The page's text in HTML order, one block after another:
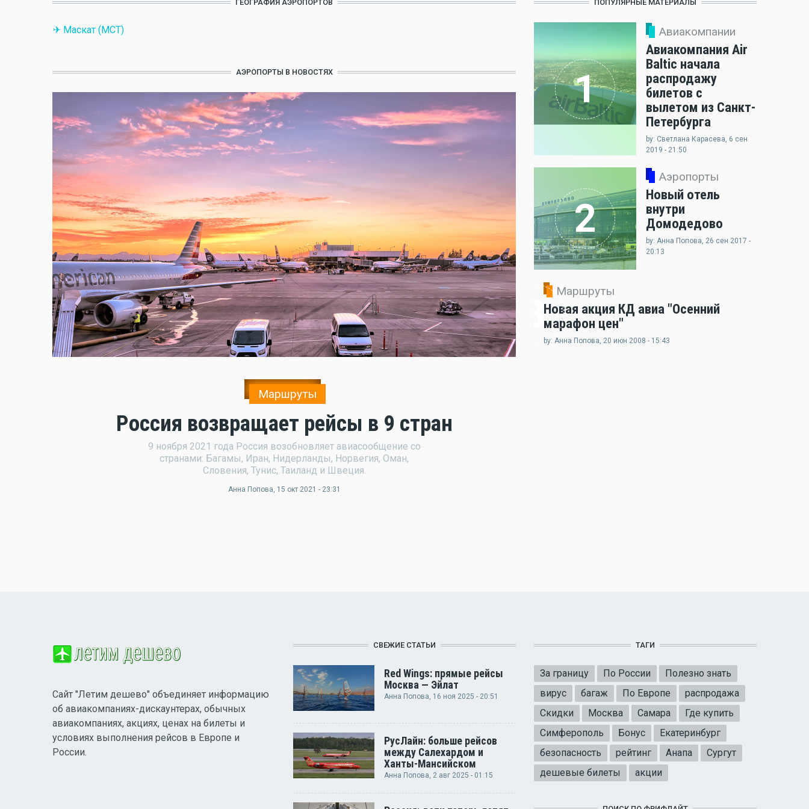
ГЕОГРАФИЯ АЭРОПОРТОВ
✈ Маскат (MCT)
АЭРОПОРТЫ В НОВОСТЯХ
Маршруты
Россия возвращает рейсы в 9 стран
9 ноября 2021 года Россия возобновляет авиасообщение со
странами: Багамы, Иран, Нидерланды, Норвегия, Оман,
Словения, Тунис, Таиланд и Швеция.
Анна Попова, 15 окт 2021 - 23:31
ПОПУЛЯРНЫЕ МАТЕРИАЛЫ
1
Авиакомпании
Авиакомпания Air
Baltic начала
распродажу
билетов с
вылетом из Санкт-
Петербурга
by: Светлана Карасева, 6 сен
2019 - 21:50
2
Аэропорты
Новый отель
внутри
Домодедово
by: Анна Попова, 26 сен 2017 -
20:13
3
Маршруты
Новая акция КД авиа "Осенний
марафон цен"
by: Анна Попова, 20 июн 2008 - 15:43
Сайт "Летим дешево" объединяет информацию
об авиакомпаниях-дискаунтерах, обычных
авиакомпаниях, акциях, ценах на билеты и
условиях выполнения рейсов в Европе и
России.
СВЕЖИЕ СТАТЬИ
Red Wings: прямые рейсы
Москва — Эйлат
Анна Попова, 16 ноя 2025 - 20:51
РусЛайн: больше рейсов
между Салехардом и
Ханты-Мансийском
Анна Попова, 2 авг 2025 - 01:15
ТАГИ
За границу По России
Полезно знать
вирус
багаж По Европе
распродажа
Скидки
Москва Самара
Где купить
Симферополь
Бонус
Екатеринбург
безопасность
рейтинг Анапа
Сургут
дешевые билеты
акции